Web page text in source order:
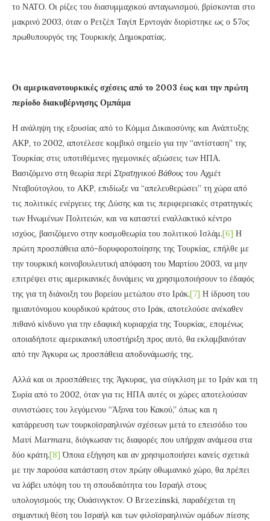
το ΝΑΤΟ. Οι ρίζες του διασυμμαχικού ανταγωνισμού, βρίσκονται στο
μακρινό 2003, όταν ο Ρετζέπ Ταγίπ Ερντογάν διορίστηκε ως ο 57ος
πρωθυπουργός της Τουρκικής Δημοκρατίας.
Οι αμερικανοτουρκικές σχέσεις από το 2003 έως και την πρώτη
περίοδο διακυβέρνησης Ομπάμα
Η ανάληψη της εξουσίας από το Κόμμα Δικαιοσύνης και Ανάπτυξης
ΑΚΡ, το 2002, αποτέλεσε κομβικό σημείο για την “αντίσταση” της
Τουρκίας στις υποτιθέμενες ηγεμονικές αξιώσεις των ΗΠΑ.
Βασιζόμενο στη θεωρία περί Στρατηγικού Βάθους του Αχμέτ
Νταβούτογλου, το ΑΚΡ, επιδίωξε να “απελευθερώσει” τη χώρα από
τις πολιτικές ενέργειες της Δύσης και τις περιφερειακές στρατηγικές
των Ηνωμένων Πολιτειών, και να καταστεί εναλλακτικό κέντρο
ισχύος, βασιζόμενο στην κοσμοθεωρία του πολιτικού Ισλάμ.[6] Η
πρώτη προσπάθεια από-δορυφοροποίησης της Τουρκίας, επήλθε με
την τουρκική κοινοβουλευτική απόφαση του Μαρτίου 2003, να μην
επιτρέψει στις αμερικανικές δυνάμεις να χρησιμοποιήσουν το έδαφός
της για τη διάνοιξη του βορείου μετώπου στο Ιράκ.[7] Η ίδρυση του
ημιαυτόνομου κουρδικού κράτους στο Ιράκ, αποτελούσε ανέκαθεν
πιθανό κίνδυνο για την εδαφική κυριαρχία της Τουρκίας, επομένως
οποιαδήποτε αμερικανική υποστήριξη προς αυτό, θα εκλαμβανόταν
από την Άγκυρα ως προσπάθεια αποδυνάμωσής της.
Αλλά και οι προσπάθειες της Άγκυρας, για σύγκλιση με το Ιράν και τη
Συρία από το 2002, όταν για τις ΗΠΑ αυτές οι χώρες αποτελούσαν
συνιστώσες του λεγόμενου “Άξονα του Κακού,” όπως και η
κατάρρευση των τουρκοϊσραηλινών σχέσεων μετά το επεισόδιο του
Mavi Marmara, διόγκωσαν τις διαφορές που υπήρχαν ανάμεσα στα
δύο κράτη.[8] Όποια εξήγηση και αν χρησιμοποιήσει κανείς σχετικά
με την παρούσα κατάσταση στον πρώην οθωμανικό χώρο, θα πρέπει
να λάβει υπόψη του τη σπουδαιότητα του Ισραήλ στους
υπολογισμούς της Ουάσινγκτον. Ο Brzezinski, παραδέχεται τη
σημαντική θέση του Ισραήλ και των φιλοϊσραηλινών ομάδων πίεσης